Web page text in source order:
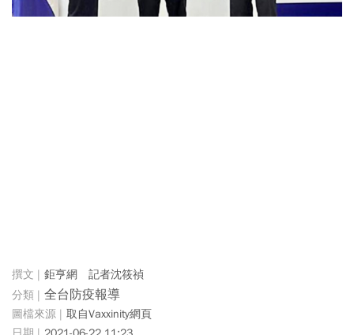
鉅亨網 記者沈筱禎
全台防疫報導
取自Vaxxinity網頁